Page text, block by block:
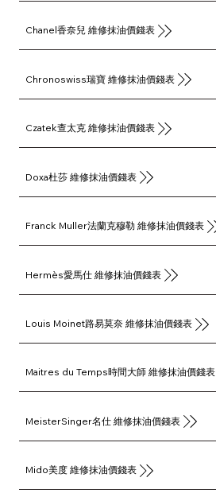
Chanel香奈兒 維修抹油價錢表
Chronoswiss瑞寶 維修抹油價錢表
Czatek查太克 維修抹油價錢表
Doxa杜莎 維修抹油價錢表
Franck Muller法蘭克穆勒 維修抹油價錢表
Hermès愛馬仕 維修抹油價錢表
Louis Moinet路易莫奈 維修抹油價錢表
Maitres du Temps時間大師 維修抹油價錢表
MeisterSinger名仕 維修抹油價錢表
Mido美度 維修抹油價錢表